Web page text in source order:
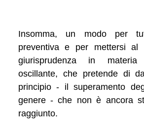
Insomma, un modo per
preventiva e per mettersi al
giurisprudenza in
oscillante, che pretende di
principio - il superamento
genere - che non è ancora
raggiunto.